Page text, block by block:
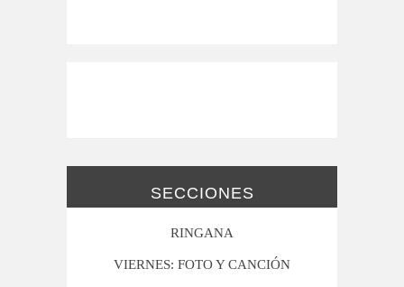
SECCIONES
RINGANA
VIERNES: FOTO Y CANCIÓN